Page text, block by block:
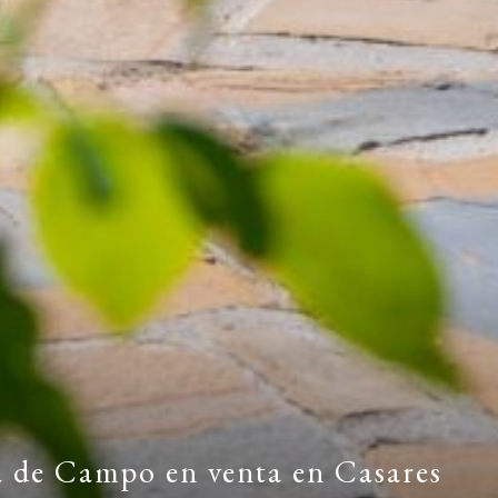
de Campo en venta en Casares